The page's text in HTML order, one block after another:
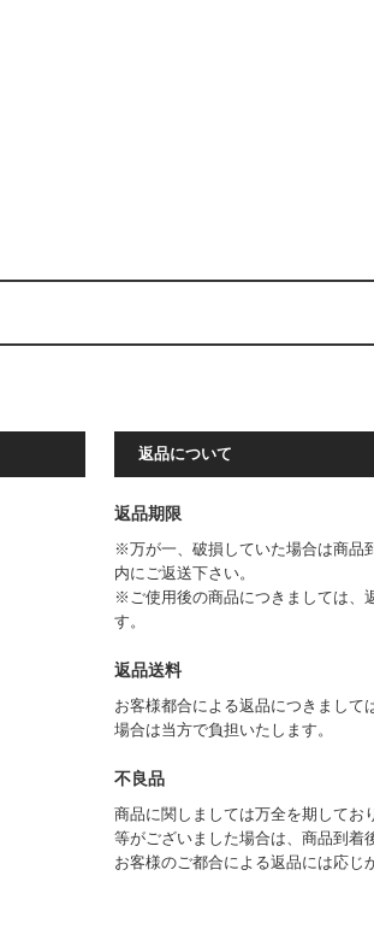
返品について
返品期限
※万が一、破損していた場合は商品
内にご返送下さい。
※ご使用後の商品につきましては、
す。
返品送料
お客様都合による返品につきまして
場合は当方で負担いたします。
不良品
商品に関しましては万全を期してお
等がございました場合は、商品到着
お客様のご都合による返品には応じ